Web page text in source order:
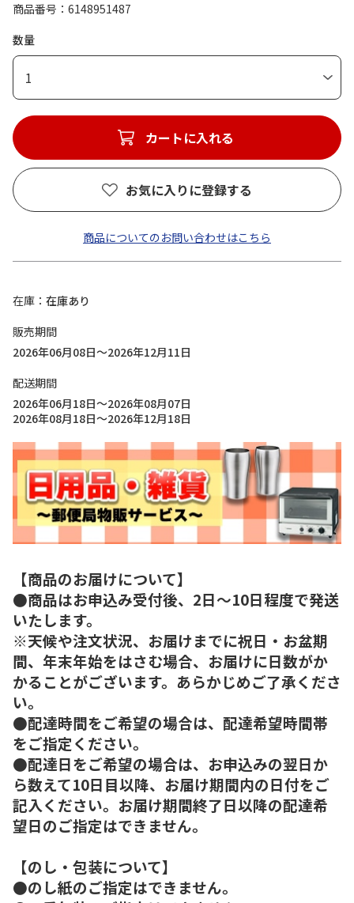
商品番号
6148951487
数量
1
カートに入れる
お気に入りに登録する
商品についてのお問い合わせはこちら
在庫
在庫あり
販売期間
2026年06月08日～2026年12月11日
配送期間
2026年06月18日～2026年08月07日
2026年08月18日～2026年12月18日
【商品のお届けについて】
●商品はお申込み受付後、2日～10日程度で発送
いたします。
※天候や注文状況、お届けまでに祝日・お盆期
間、年末年始をはさむ場合、お届けに日数がか
かることがございます。あらかじめご了承くださ
い。
●配達時間をご希望の場合は、配達希望時間帯
をご指定ください。
●配達日をご希望の場合は、お申込みの翌日か
ら数えて10日目以降、お届け期間内の日付をご
記入ください。お届け期間終了日以降の配達希
望日のご指定はできません。
【のし・包装について】
●のし紙のご指定はできません。